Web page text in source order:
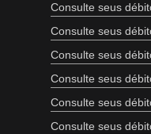
Consulte seus
Consulte seus
Consulte seus
Consulte seus
Consulte seus
Consulte seus